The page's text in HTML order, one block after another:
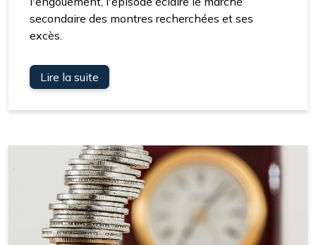
secondaire des montres recherchées et ses
excès.
Lire la suite